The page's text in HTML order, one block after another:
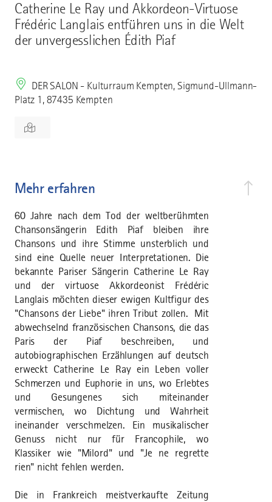
Catherine Le Ray und Akkordeon-Virtuose
Frédéric Langlais entführen uns in die Welt
der unvergesslichen Édith Piaf
DER SALON - Kulturraum Kempten, Sigmund-Ullmann-
Platz 1, 87435 Kempten
Mehr erfahren
60 Jahre nach dem Tod der weltberühmten
Chansonsängerin Edith Piaf bleiben ihre
Chansons und ihre Stimme unsterblich und
sind eine Quelle neuer Interpretationen. Die
bekannte Pariser Sängerin Catherine Le Ray
und der virtuose Akkordeonist Frédéric
Langlais möchten dieser ewigen Kultfigur des
"Chansons der Liebe" ihren Tribut zollen. Mit
abwechselnd französischen Chansons, die das
Paris der Piaf beschreiben, und
autobiographischen Erzählungen auf deutsch
erweckt Catherine Le Ray ein Leben voller
Schmerzen und Euphorie in uns, wo Erlebtes
und Gesungenes sich miteinander
vermischen, wo Dichtung und Wahrheit
ineinander verschmelzen. Ein musikalischer
Genuss nicht nur für Francophile, wo
Klassiker wie "Milord" und "Je ne regrette
rien" nicht fehlen werden.
Die in Frankreich meistverkaufte Zeitung